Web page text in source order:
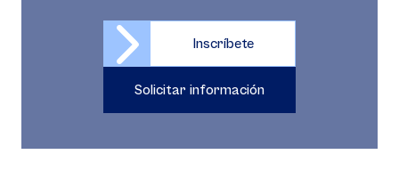
Inscríbete
Solicitar información